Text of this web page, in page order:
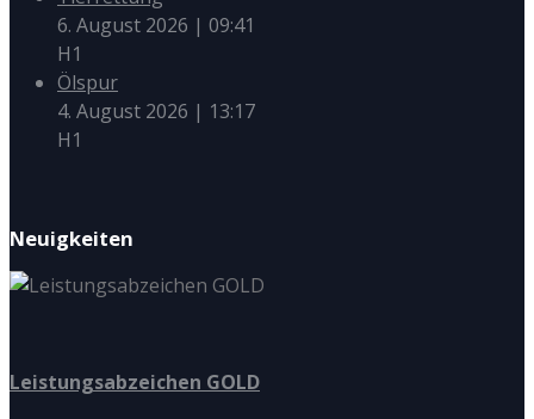
6. August 2026 | 09:41
H1
Ölspur
4. August 2026 | 13:17
H1
Neuigkeiten
Leistungsabzeichen GOLD